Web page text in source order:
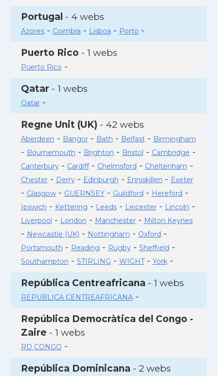
Portugal - 4 webs
Azores- Coimbra - Lisboa - Porto -
Puerto Rico - 1 webs
Puerto Rico -
Qatar- 1 webs
Qatar-
Regne Unit (UK) - 42 webs
Aberdeen - Bangor- Bath - Belfast- Birmingham
- Bournemouth - Brighton - Bristol - Cambridge -
Canterbury- Cardiff- Chelmsford - Cheltenham -
Chester- Derry- Edinburgh - Enniskillen - Exeter
- Glasgow- GUERNSEY- Guildford - Hereford -
Ipswich - Kettering - Leeds- Leicester- Lincoln -
Liverpool - London - Manchester- Milton Keynes
- Newcastle (UK) - Nottingham - Oxford -
Portsmouth - Reading - Rugby- Sheffield -
Southampton - STIRLING - WIGHT- York-
República Centreafricana - 1 webs
REPUBLICA CENTREAFRICANA-
República Democràtica del Congo -
Zaire - 1 webs
RD CONGO -
República Dominicana - 2 webs